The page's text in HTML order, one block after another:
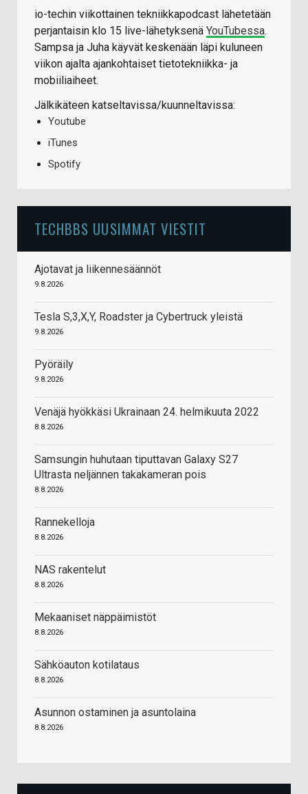
io-techin viikottainen tekniikkapodcast lähetetään
perjantaisin klo 15 live-lähetyksenä YouTubessa.
Sampsa ja Juha käyvät keskenään läpi kuluneen
viikon ajalta ajankohtaiset tietotekniikka- ja
mobiiliaiheet.
Jälkikäteen katseltavissa/kuunneltavissa:
Youtube
iTunes
Spotify
TECHBBS UUSIMMAT VIESTIT
Ajotavat ja liikennesäännöt
9.8.2026
Tesla S,3,X,Y, Roadster ja Cybertruck yleistä
9.8.2026
Pyöräily
9.8.2026
Venäjä hyökkäsi Ukrainaan 24. helmikuuta 2022
8.8.2026
Samsungin huhutaan tiputtavan Galaxy S27
Ultrasta neljännen takakameran pois
8.8.2026
Rannekelloja
8.8.2026
NAS rakentelut
8.8.2026
Mekaaniset näppäimistöt
8.8.2026
Sähköauton kotilataus
8.8.2026
Asunnon ostaminen ja asuntolaina
8.8.2026